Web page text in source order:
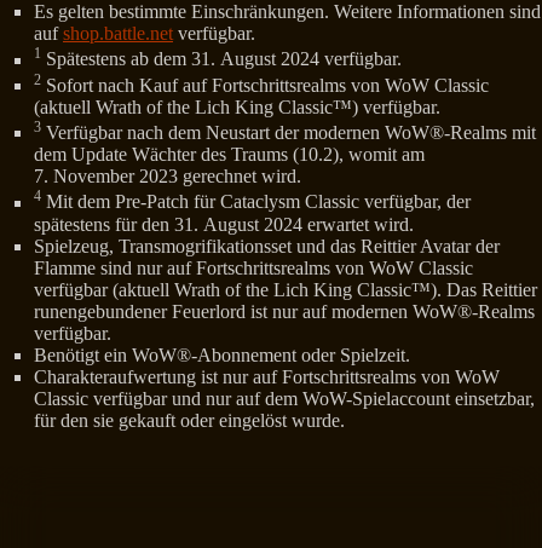
Es gelten bestimmte Einschränkungen. Weitere Informationen sind
aufshop.battle.net verfügbar.
1 Spätestens ab dem 31. August 2024 verfügbar.
2 Sofort nach Kauf auf Fortschrittsrealms von WoW Classic
(aktuell Wrath of the Lich King Classic™) verfügbar.
3 Verfügbar nach dem Neustart der modernen WoW®-Realms mit
dem Update Wächter des Traums (10.2), womit am
7. November 2023 gerechnet wird.
4 Mit dem Pre-Patch für Cataclysm Classic verfügbar, der
spätestens für den 31. August 2024 erwartet wird.
Spielzeug, Transmogrifikationsset und das Reittier Avatar der
Flamme sind nur auf Fortschrittsrealms von WoW Classic
verfügbar (aktuell Wrath of the Lich King Classic™). Das Reittier
runengebundener Feuerlord ist nur auf modernen WoW®-Realms
verfügbar.
Benötigt ein WoW®-Abonnement oder Spielzeit.
Charakteraufwertung ist nur auf Fortschrittsrealms von WoW
Classic verfügbar und nur auf dem WoW-Spielaccount einsetzbar,
für den sie gekauft oder eingelöst wurde.